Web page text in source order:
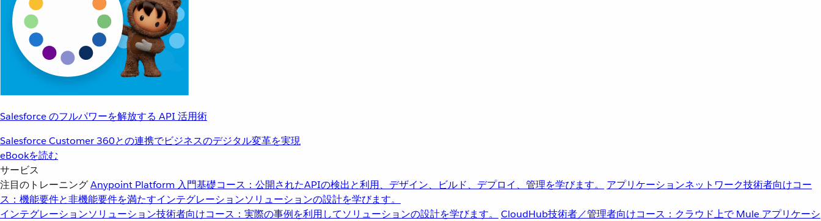
Salesforce のフルパワーを解放する API 活用術
Salesforce Customer 360との連携でビジネスのデジタル変革を実現
eBookを読む
サービス
注目のトレーニングAnypoint Platform 入門基礎コース：公開されたAPIの検出と利用、デザイン、ビルド、デプロイ、管理を学びます。 アプリケーションネットワーク技術者向けコー
ス：機能要件と非機能要件を満たすインテグレーションソリューションの設計を学びます。
インテグレーションソリューション技術者向けコース：実際の事例を利用してソリューションの設計を学びます。 CloudHub技術者／管理者向けコース：クラウド上で Mule アプリケーシ